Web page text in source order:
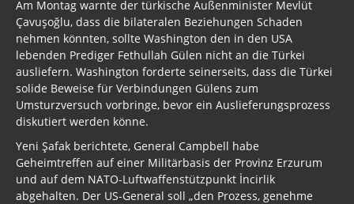
Am Montag warnte der türkische Außenminister Mevlüt
Çavuşoğlu, dass die bilateralen Beziehungen Schaden
nehmen könnten, sollte Washington den in den USA
lebenden Prediger Fethullah Gülen nicht an die Türkei
ausliefern. Washington forderte seinerseits, dass die Türkei
solide Beweise für Verbindungen Gülens zum
Umsturzversuch vorbringe, bevor ein Auslieferungsprozess
diskutiert werden könne.
Yeni Şafak berichtete, General Campbell habe
Geheimtreffen auf einer Militärbasis der Provinz Erzurum
und auf dem NATO-Luftwaffenstützpunkt İncirlik
abgehalten. Der US-General soll „den Prozess, genehme